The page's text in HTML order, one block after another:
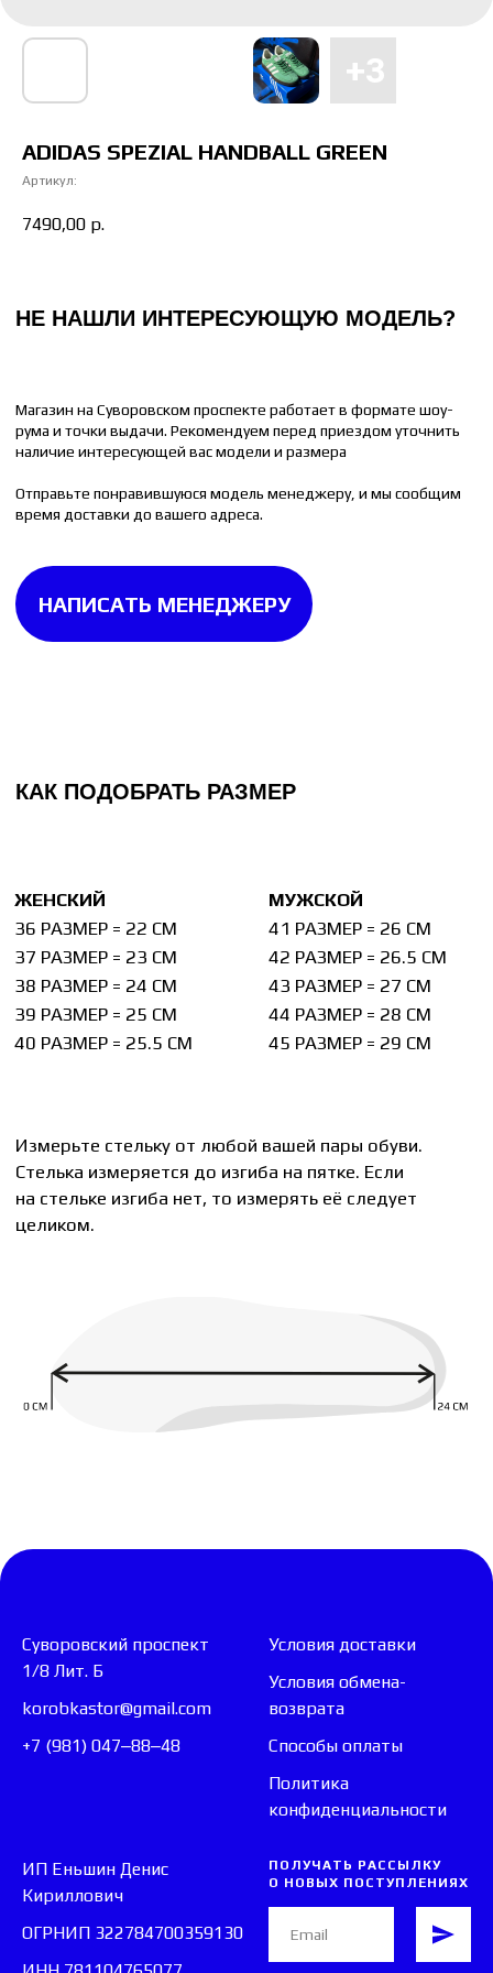
ADIDAS SPEZIAL HANDBALL GREEN
Артикул:
7490,00 р.
наличие интересующей вас модели и размера
Отправьте понравившуюся модель менеджеру, и мы сообщим
НАПИСАТЬ МЕНЕДЖЕРУ
на стельке изгиба нет, то измерять её следует
целиком.
38 РАЗМЕР = 24 СМ
39 РАЗМЕР = 25 СМ
40 РАЗМЕР = 25.5 СМ
42 РАЗМЕР = 26.5 СМ
43 РАЗМЕР = 27 СМ
44 РАЗМЕР = 28 СМ
45 РАЗМЕР = 29 СМ
Суворовский проспект
1/8 Лит. Б
korobkastor@gmail.com
+7 (981) 047‒88‒48
Условия доставки
Условия обмена-
возврата
Способы оплаты
Политика
конфиденциальности
ИП Еньшин Денис
Кириллович
ОГРНИП 322784700359130
ПОЛУЧАТЬ РАССЫЛКУ
О НОВЫХ ПОСТУПЛЕНИЯХ